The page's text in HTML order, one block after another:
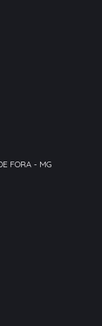
FORA - MG